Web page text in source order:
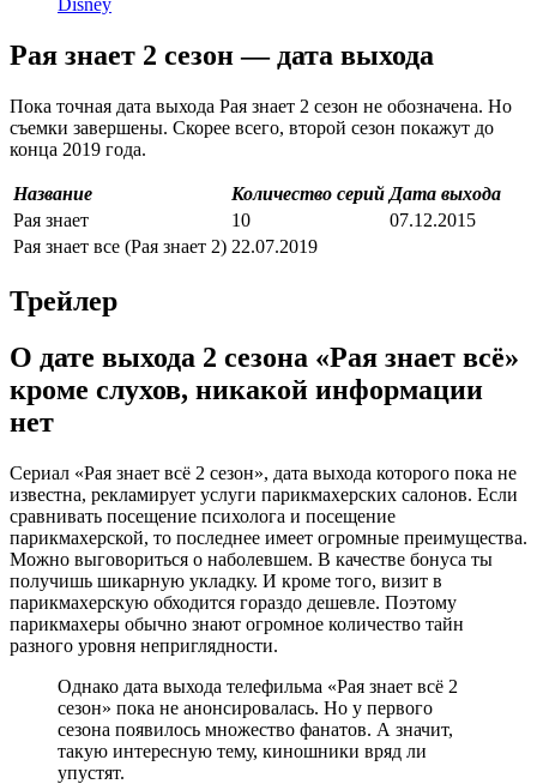
Disney
Рая знает 2 сезон — дата выхода
Пока точная дата выхода Рая знает 2 сезон не обозначена. Но
съемки завершены. Скорее всего, второй сезон покажут до
конца 2019 года.
Название Количество серий Дата выхода
Рая знает
10
07.12.2015
Рая знает все (Рая знает 2) 22.07.2019
Трейлер
О дате выхода 2 сезона «Рая знает всё»
кроме слухов, никакой информации
нет
Сериал «Рая знает всё 2 сезон», дата выхода которого пока не
известна, рекламирует услуги парикмахерских салонов. Если
сравнивать посещение психолога и посещение
парикмахерской, то последнее имеет огромные преимущества.
Можно выговориться о наболевшем. В качестве бонуса ты
получишь шикарную укладку. И кроме того, визит в
парикмахерскую обходится гораздо дешевле. Поэтому
парикмахеры обычно знают огромное количество тайн
разного уровня неприглядности.
Однако дата выхода телефильма «Рая знает всё 2
сезон» пока не анонсировалась. Но у первого
сезона появилось множество фанатов. А значит,
такую интересную тему, киношники вряд ли
упустят.